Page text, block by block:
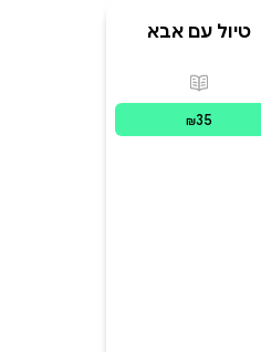
טיול עם אבא
פורמטים זמינים
₪35